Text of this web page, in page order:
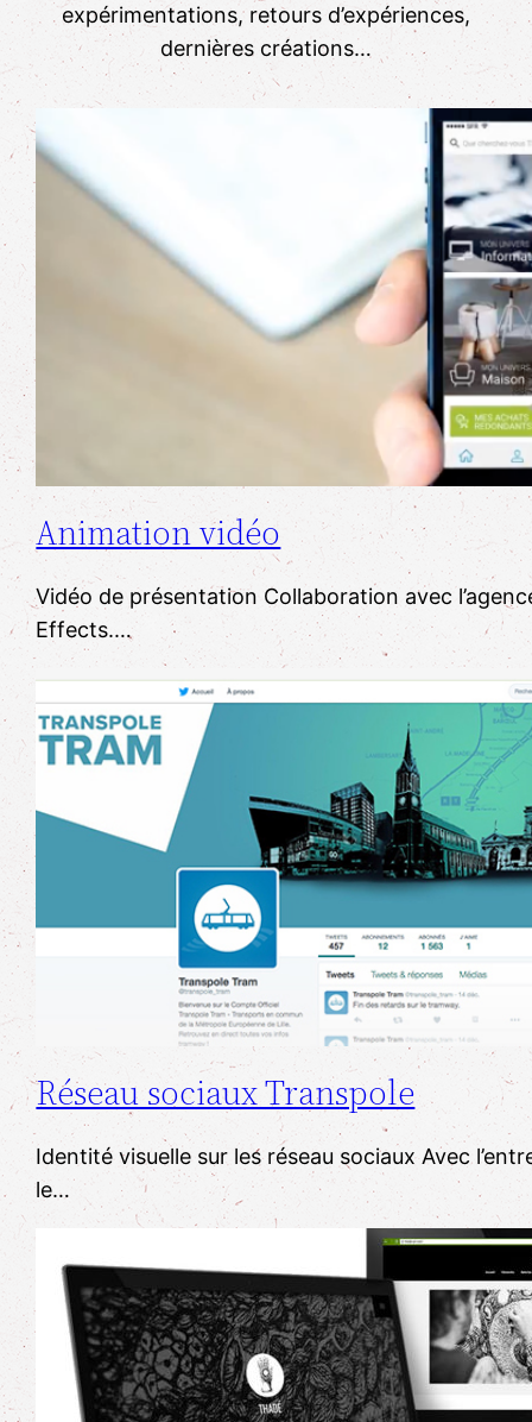
expérimentations, retours d’expériences,
dernières créations…
Animation vidéo
Vidéo de présentation Collaboration avec
Effects.…
Réseau sociaux Transpole
Identité visuelle sur les réseau sociaux Avec
le…